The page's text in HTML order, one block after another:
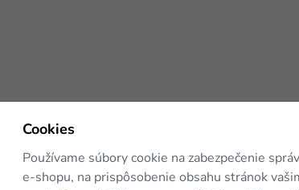
Cookies
Používame súbory cookie na zabezpečenie
e-shopu, na prispôsobenie obsahu stránok